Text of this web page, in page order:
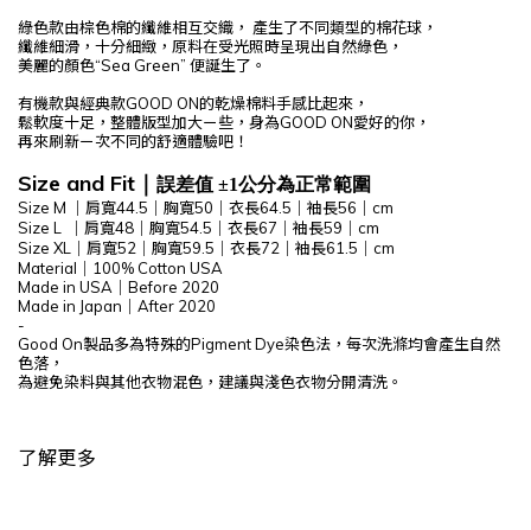
綠色款由棕色棉的纖維相互交織， 產生了不同類型的棉花球，
纖維細滑，十分細緻，原料在受光照時呈現出自然綠色，
美麗的顏色“Sea Green” 便誕生了。
有機款與經典款GOOD ON的乾燥棉料手感比起來，
鬆軟度十足，整體版型加大ㄧ些，身為GOOD ON愛好的你，
再來刷新ㄧ次不同的舒適體驗吧！
Size and Fit 誤差值 ±1公分為正常範圍
Size M
｜肩寬44.5｜胸寬50｜衣長64.5｜袖長56｜cm
Size L
｜肩寬48｜胸寬54.5｜衣長67｜袖長59｜cm
Size XL
｜肩寬52｜胸寬59.5｜衣長72｜袖長61.5｜cm
Material｜100% Cotton USA
Made in USA｜Before 2020
Made in Japan｜After 2020
-
Good On製品多為特殊的Pigment Dye染色法，每次洗滌均會產生自然
色落，
為避免染料與其他衣物混色，建議與淺色衣物分開清洗。
了解更多